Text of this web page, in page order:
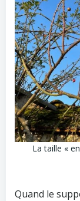
La taille «
Quand le